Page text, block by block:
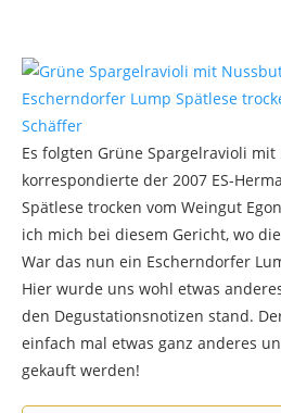
Es folgten Grüne Spargelravioli
korrespondierte der 2007 ES-
Spätlese trocken vom Weingut
ich mich bei diesem Gericht, wo
War das nun ein Escherndorfer
Hier wurde uns wohl etwas
den Degustationsnotizen stand.
einfach mal etwas ganz anderes
gekauft werden!